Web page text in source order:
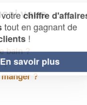
vous
bain ?
?
?
d'affaireset
gagnant de
!
plus